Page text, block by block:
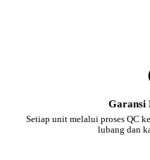
Garansi
Setiap unit melalui proses QC
lubang dan